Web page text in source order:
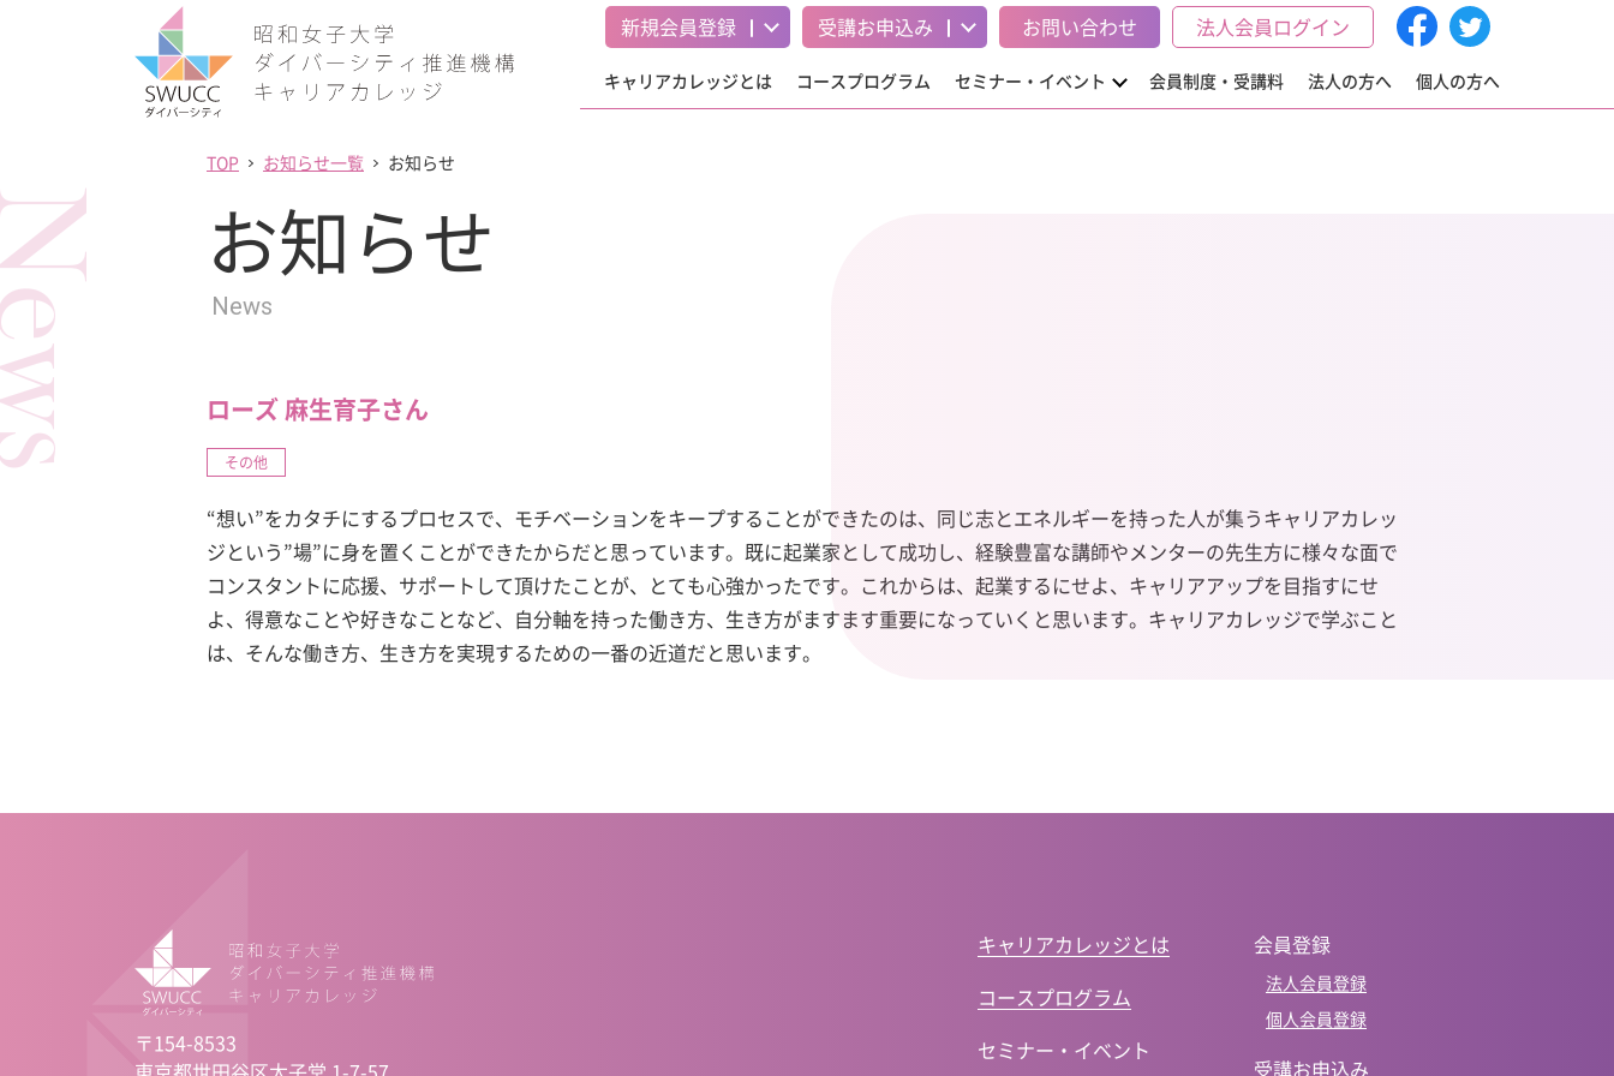
新規会員登録 受講お申込み お問い合わせ 法人会員ログイン
キャリアカレッジとは コースプログラム セミナー・イベント 会員制度・受講料 法人の方へ 個人の方へ
TOP お知らせ一覧 お知らせ
お知らせ
News
ローズ 麻生育子さん
その他
“想い”をカタチにするプロセスで、モチベーションをキープすることができたのは、同じ志とエネルギーを持った人が集うキャリアカレッ
ジという”場”に身を置くことができたからだと思っています。既に起業家として成功し、経験豊富な講師やメンターの先生方に様々な面で
コンスタントに応援、サポートして頂けたことが、とても心強かったです。これからは、起業するにせよ、キャリアアップを目指すにせ
よ、得意なことや好きなことなど、自分軸を持った働き方、生き方がますます重要になっていくと思います。キャリアカレッジで学ぶこと
は、そんな働き方、生き方を実現するための一番の近道だと思います。
〒154-8533
キャリアカレッジとは
コースプログラム
セミナー・イベント
会員登録
法人会員登録
個人会員登録
受講お申込み